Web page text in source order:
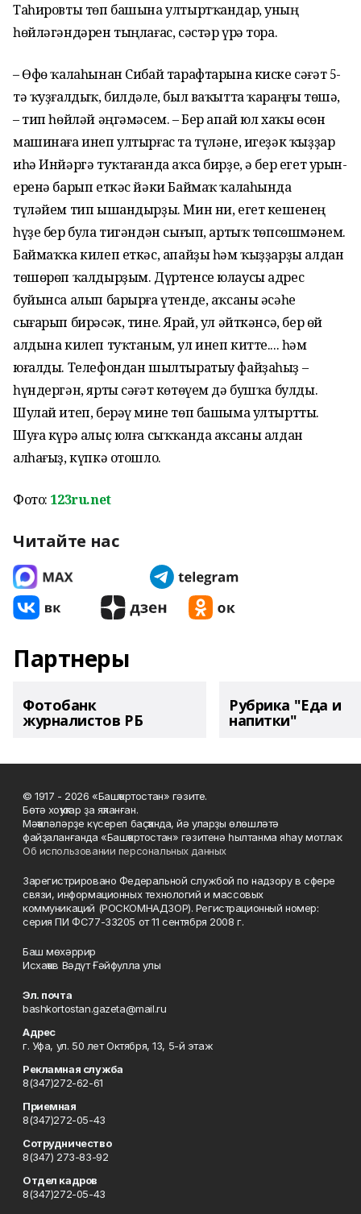
Таһировты төп башына ултыртҡандар, уның
һөйләгәндәрен тыңлағас, сәстәр үрә тора.
– Өфө ҡалаһынан Сибай тарафтарына киске сәғәт 5-
тә ҡуҙғалдыҡ, билдәле, был ваҡытта ҡараңғы төшә,
– тип һөйләй әңгәмәсем. – Бер апай юл хаҡы өсөн
машинаға инеп ултырғас та түләне, игеҙәк ҡыҙҙар
иһә Инйәргә туҡтағанда аҡса бирҙе, ә бер егет урын-
еренә барып еткәс йәки Баймаҡ ҡалаһында
түләйем тип ышандырҙы. Мин ни, егет кешенең
һүҙе бер була тигәндән сығып, артыҡ төпсөшмәнем.
Баймаҡҡа килеп еткәс, апайҙы һәм ҡыҙҙарҙы алдан
төшөрөп ҡалдырҙым. Дүртенсе юлаусы адрес
буйынса алып барырға үтенде, аҡсаны әсәһе
сығарып бирәсәк, тине. Ярай, ул әйткәнсә, бер өй
алдына килеп туҡтаным, ул инеп китте.... һәм
юғалды. Телефондан шылтыратыу файҙаһыҙ –
һүндергән, ярты сәғәт көтөүем дә бушҡа булды.
Шулай итеп, берәү мине төп башыма ултыртты.
Шуға күрә алыҫ юлға сыҡҡанда аҡсаны алдан
алһағыҙ, күпкә отошло.
Фото: 123ru.net
Читайте нас
Партнеры
Фотобанк
журналистов РБ
Рубрика "Еда и
напитки"
© 1917 - 2026 «Башҡортостан» гәзите.
Бөтә хоҡуҡтар ҙа яҡланған.
Мәҡәләләрҙе күсереп баҫҡанда, йә уларҙы өлөшләтә
файҙаланғанда «Башҡортостан» гәзитенә һылтанма яһау мотлаҡ.
Об использовании персональных данных
Зарегистрировано Федеральной службой по надзору в сфере
связи, информационных технологий и массовых
коммуникаций (РОСКОМНАДЗОР). Регистрационный номер:
серия ПИ ФС77-33205 от 11 сентября 2008 г.
Баш мөхәррир
Исхаҡов Вәдүт Ғәйфулла улы
Эл. почта
bashkortostan.gazeta@mail.ru
Адрес
г. Уфа, ул. 50 лет Октября, 13, 5-й этаж
Рекламная служба
8(347)272-62-61
Приемная
8(347)272-05-43
Сотрудничество
8(347) 273-83-92
Отдел кадров
8(347)272-05-43